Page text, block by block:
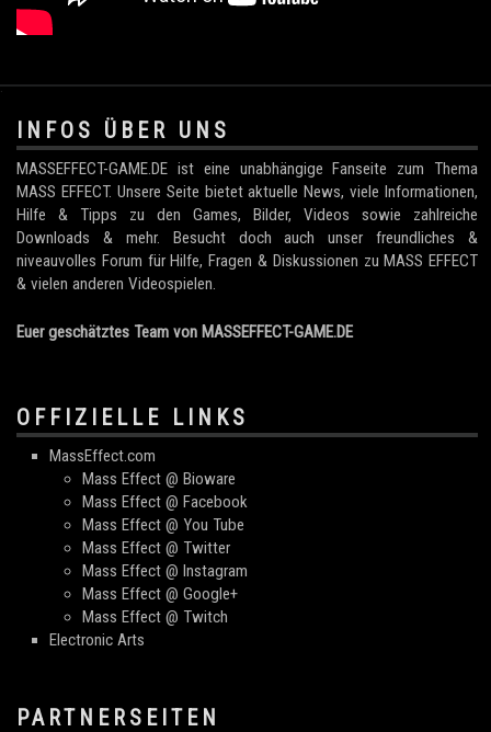
.
INFOS ÜBER UNS
MASSEFFECT-GAME.DE ist eine unabhängige Fanseite zum Thema
MASS EFFECT. Unsere Seite bietet aktuelle News, viele Informationen,
Hilfe & Tipps zu den Games, Bilder, Videos sowie zahlreiche
Downloads & mehr. Besucht doch auch unser freundliches &
niveauvolles Forum für Hilfe, Fragen & Diskussionen zu MASS EFFECT
& vielen anderen Videospielen.
Euer geschätztes Team von MASSEFFECT-GAME.DE
OFFIZIELLE LINKS
MassEffect.com
Mass Effect @ Bioware
Mass Effect @ Facebook
Mass Effect @ You Tube
Mass Effect @ Twitter
Mass Effect @ Instagram
Mass Effect @ Google+
Mass Effect @ Twitch
Electronic Arts
PARTNERSEITEN